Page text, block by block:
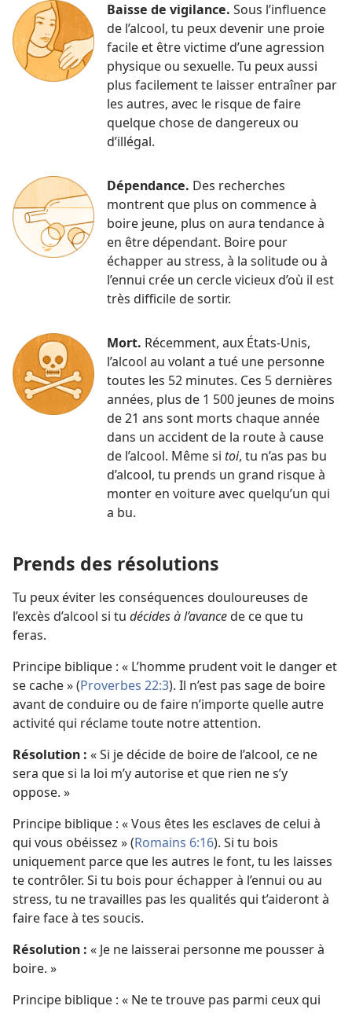
Baisse de vigilance. Sous l’influence
de l’alcool, tu peux devenir une proie
facile et être victime d’une agression
physique ou sexuelle. Tu peux aussi
plus facilement te laisser entraîner par
les autres, avec le risque de faire
quelque chose de dangereux ou
d’illégal.
Dépendance. Des recherches
montrent que plus on commence à
boire jeune, plus on aura tendance à
en être dépendant. Boire pour
échapper au stress, à la solitude ou à
l’ennui crée un cercle vicieux d’où il est
très difficile de sortir.
Mort. Récemment, aux États-Unis,
l’alcool au volant a tué une personne
toutes les 52 minutes. Ces 5 dernières
années, plus de 1 500 jeunes de moins
de 21 ans sont morts chaque année
dans un accident de la route à cause
de l’alcool. Même si toi, tu n’as pas bu
d’alcool, tu prends un grand risque à
monter en voiture avec quelqu’un qui
a bu.
Prends des résolutions
Tu peux éviter les conséquences douloureuses de
l’excès d’alcool si tu décides à l’avancede ce que tu
feras.
Principe biblique : « L’homme prudent voit le danger et
se cache » (Proverbes 22:3). Il n’est pas sage de boire
avant de conduire ou de faire n’importe quelle autre
activité qui réclame toute notre attention.
Résolution : « Si je décide de boire de l’alcool, ce ne
sera que si la loi m’y autorise et que rien ne s’y
oppose. »
Principe biblique : « Vous êtes les esclaves de celui à
qui vous obéissez » (Romains 6:16). Si tu bois
uniquement parce que les autres le font, tu les laisses
te contrôler. Si tu bois pour échapper à l’ennui ou au
stress, tu ne travailles pas les qualités qui t’aideront à
faire face à tes soucis.
Résolution : « Je ne laisserai personne me pousser à
boire. »
Principe biblique : « Ne te trouve pas parmi ceux qui